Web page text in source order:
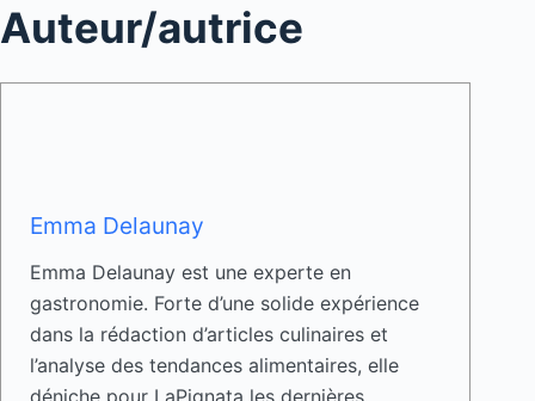
Auteur/autrice
Emma Delaunay
Emma Delaunay est une experte en
gastronomie. Forte d’une solide expérience
dans la rédaction d’articles culinaires et
l’analyse des tendances alimentaires, elle